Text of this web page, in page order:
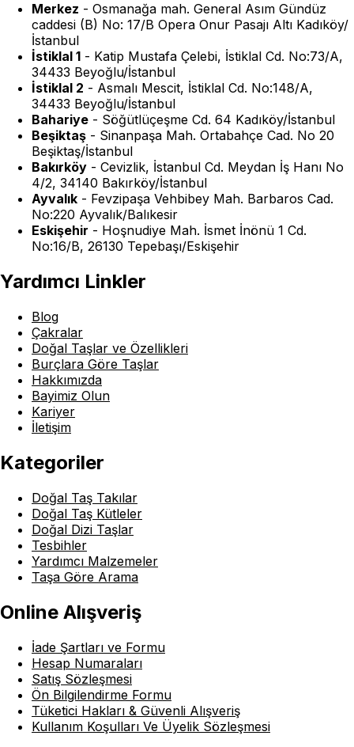
Merkez - Osmanağa mah. General Asım Gündüz
caddesi (B) No: 17/B Opera Onur Pasajı Altı Kadıköy/
İstanbul
İstiklal 1 - Katip Mustafa Çelebi, İstiklal Cd. No:73/A,
34433 Beyoğlu/İstanbul
İstiklal 2 - Asmalı Mescit, İstiklal Cd. No:148/A,
34433 Beyoğlu/İstanbul
Bahariye - Söğütlüçeşme Cd. 64 Kadıköy/İstanbul
Beşiktaş - Sinanpaşa Mah. Ortabahçe Cad. No 20
Beşiktaş/İstanbul
Bakırköy - Cevizlik, İstanbul Cd. Meydan İş Hanı No
4/2, 34140 Bakırköy/İstanbul
Ayvalık - Fevzipaşa Vehbibey Mah. Barbaros Cad.
No:220 Ayvalık/Balıkesir
Eskişehir - Hoşnudiye Mah. İsmet İnönü 1 Cd.
No:16/B, 26130 Tepebaşı/Eskişehir
Yardımcı Linkler
Blog
Çakralar
Doğal Taşlar ve Özellikleri
Burçlara Göre Taşlar
Hakkımızda
Bayimiz Olun
Kariyer
İletişim
Kategoriler
Doğal Taş Takılar
Doğal Taş Kütleler
Doğal Dizi Taşlar
Tesbihler
Yardımcı Malzemeler
Taşa Göre Arama
Online Alışveriş
İade Şartları ve Formu
Hesap Numaraları
Satış Sözleşmesi
Ön Bilgilendirme Formu
Tüketici Hakları & Güvenli Alışveriş
Kullanım Koşulları Ve Üyelik Sözleşmesi